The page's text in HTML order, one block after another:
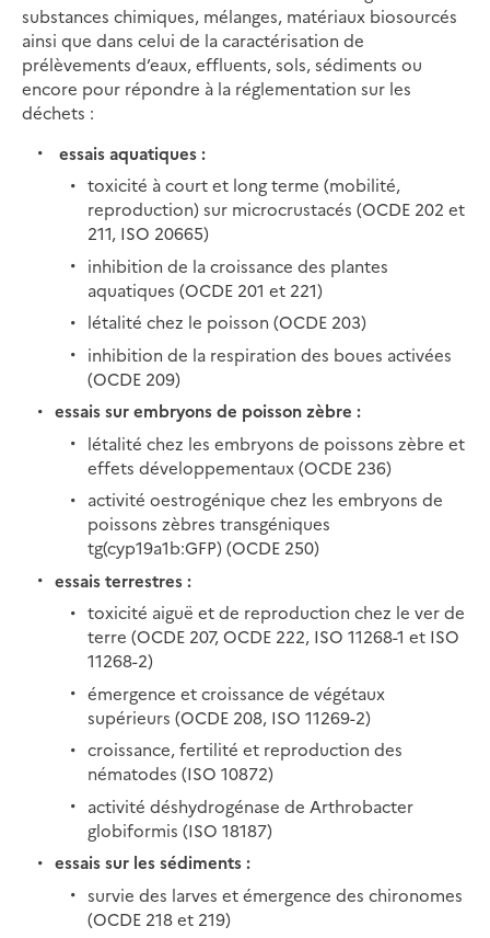
substances chimiques, mélanges, matériaux biosourcés
ainsi que dans celui de la caractérisation de
prélèvements d’eaux, effluents, sols, sédiments ou
encore pour répondre à la réglementation sur les
déchets :
essais aquatiques :
toxicité à court et long terme (mobilité,
reproduction) sur microcrustacés (OCDE 202 et
211, ISO 20665)
inhibition de la croissance des plantes
aquatiques (OCDE 201 et 221)
létalité chez le poisson (OCDE 203)
inhibition de la respiration des boues activées
(OCDE 209)
essais sur embryons de poisson zèbre :
létalité chez les embryons de poissons zèbre et
effets développementaux (OCDE 236)
activité oestrogénique chez les embryons de
poissons zèbres transgéniques
tg(cyp19a1b:GFP) (OCDE 250)
essais terrestres :
toxicité aiguë et de reproduction chez le ver de
terre (OCDE 207, OCDE 222, ISO 11268-1 et ISO
11268-2)
émergence et croissance de végétaux
supérieurs (OCDE 208, ISO 11269-2)
croissance, fertilité et reproduction des
nématodes (ISO 10872)
activité déshydrogénase de Arthrobacter
globiformis (ISO 18187)
essais sur les sédiments :
survie des larves et émergence des chironomes
(OCDE 218 et 219)